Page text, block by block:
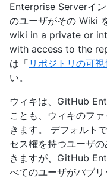
Enterprise Serverイ
のユーザがその Wiki
wiki in a private or
with access to the
は「 リポジトリの可
い。
ウィキは、GitHub
ことも、ウィキのフ
きます。 デフォルト
セス権を持つユーザ
きますが、GitHub
べてのユーザがパブ